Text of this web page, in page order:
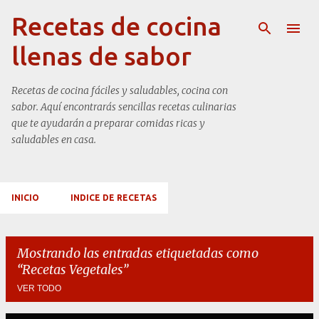
Ir al contenido principal
Recetas de cocina
llenas de sabor
Recetas de cocina fáciles y saludables, cocina con
sabor. Aquí encontrarás sencillas recetas culinarias
que te ayudarán a preparar comidas ricas y
saludables en casa.
INICIO INDICE DE RECETAS
Mostrando las entradas etiquetadas como
Recetas Vegetales
VER TODO